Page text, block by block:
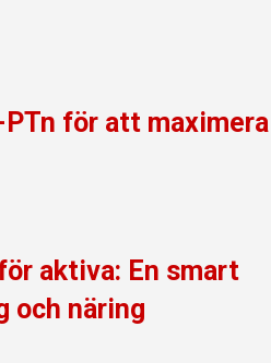
för att maximera
aktiva: En smart
och näring